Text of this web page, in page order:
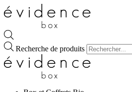
Recherche de produits